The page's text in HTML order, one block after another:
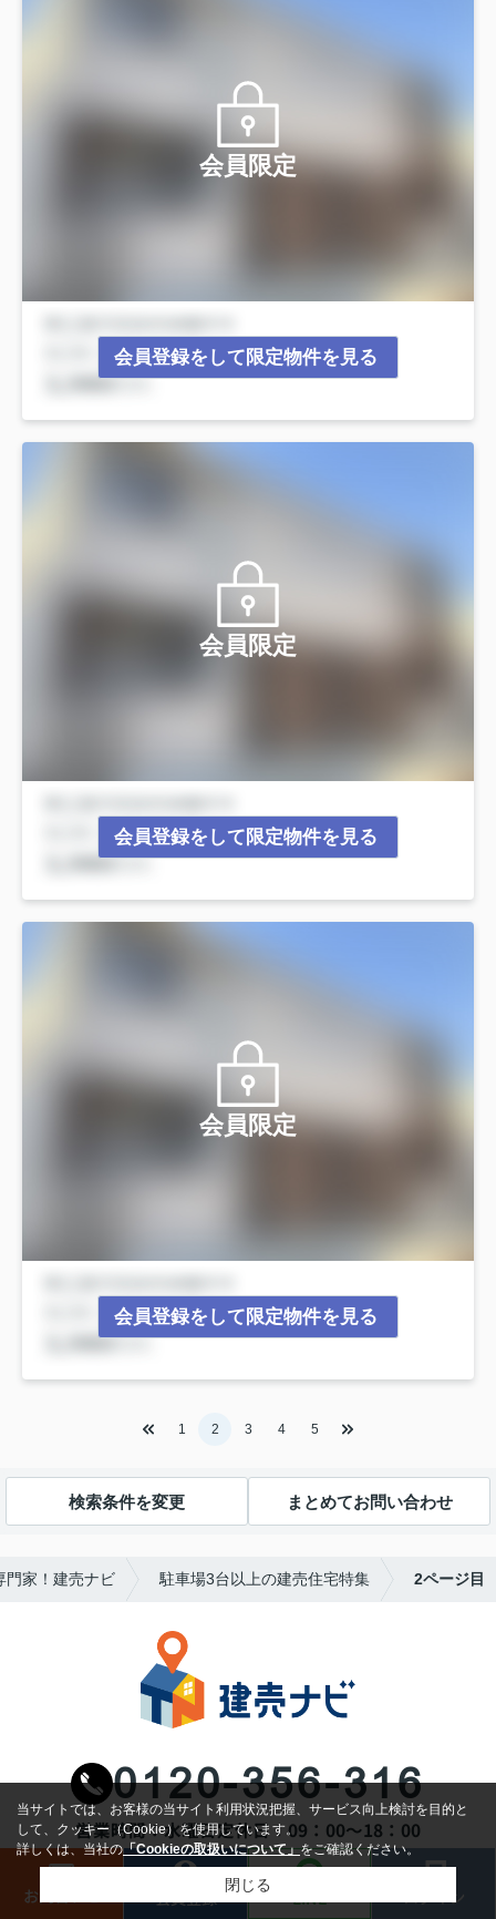
会員限定
会員登録をして限定物件を見る
会員限定
会員登録をして限定物件を見る
会員限定
会員登録をして限定物件を見る
1 2 3 4 5
検索条件を変更 まとめてお問い合わせ
門家！建売ナビ 駐車場3台以上の建売住宅特集 2ページ目
0120-356-316
営業時間：水曜日定休日：09：00～18：00
Powered by株式会社大英不動産販売
お問合わせ 会員登録 LINE ログイン
当サイトでは、お客様の当サイト利用状況把握、サービス向上検討を目的と
して、クッキー（Cookie）を使用しています。
詳しくは、当社の「Cookieの取扱いについて」をご確認ください。
閉じる